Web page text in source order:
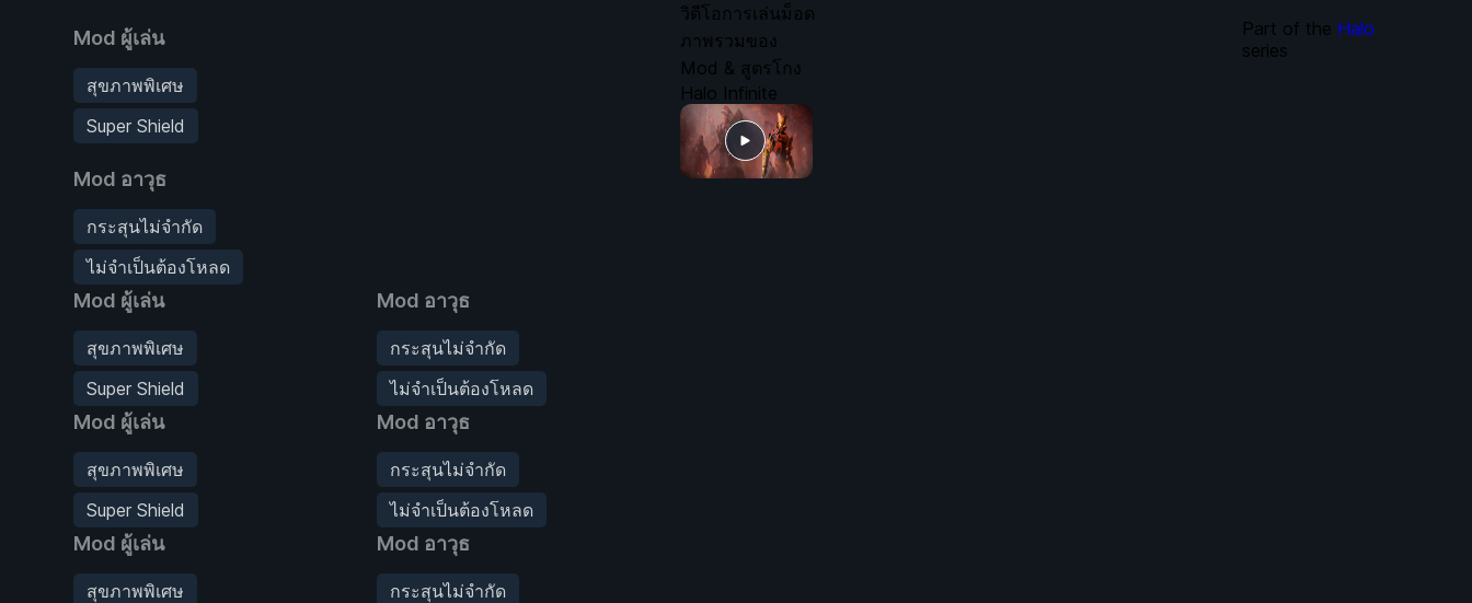
Mod ผู้เล่น
สุขภาพพิเศษ
Super Shield
Mod อาวุธ
กระสุนไม่จำกัด
ไม่จำเป็นต้องโหลด
Mod ผู้เล่น
สุขภาพพิเศษ
Super Shield
Mod อาวุธ
กระสุนไม่จำกัด
ไม่จำเป็นต้องโหลด
Mod ผู้เล่น
สุขภาพพิเศษ
Super Shield
Mod อาวุธ
กระสุนไม่จำกัด
ไม่จำเป็นต้องโหลด
Mod ผู้เล่น
สุขภาพพิเศษ
Mod อาวุธ
กระสุนไม่จำกัด
วิดีโอการเล่นม็อด
ภาพรวมของ
Mod & สูตรโกง
Halo Infinite
Part of the Halo
series